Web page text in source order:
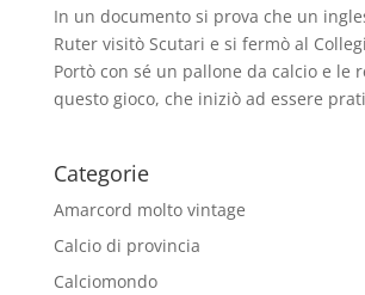
In un documento si prova che un
Ruter visitò Scutari e si fermò al
Portò con sé un pallone da calcio e le
questo gioco, che iniziò ad essere
Categorie
Amarcord molto vintage
Calcio di provincia
Calciomondo